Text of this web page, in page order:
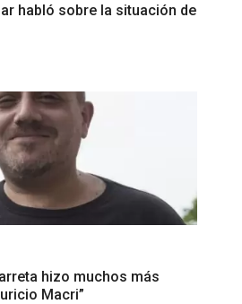
habló sobre la situación de
hizo muchos más
Macri”